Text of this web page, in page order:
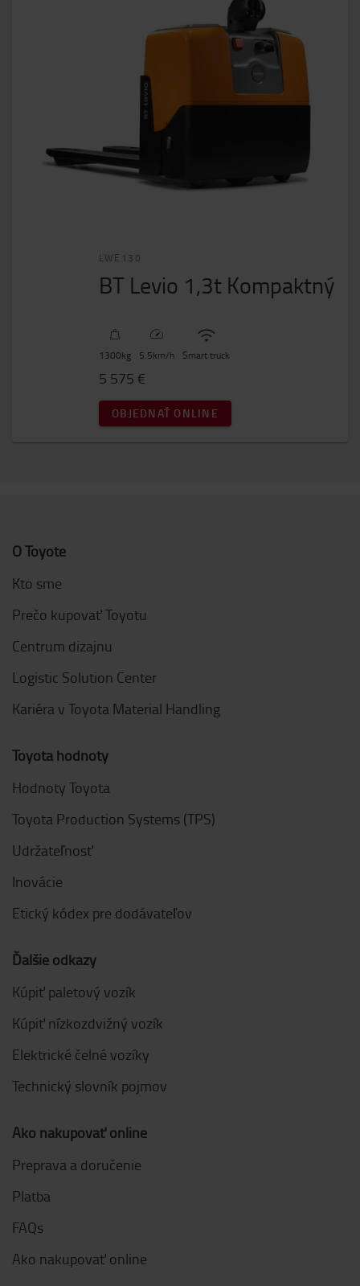
LWE130
BT Levio 1,3t Kompaktný
1300kg 5.5km/h Smart truck
5 575 €
OBJEDNAŤ ONLINE
O Toyote
Kto sme
Prečo kupovať Toyotu
Centrum dizajnu
Logistic Solution Center
Kariéra v Toyota Material Handling
Toyota hodnoty
Hodnoty Toyota
Toyota Production Systems (TPS)
Udržateľnosť
Inovácie
Etický kódex pre dodávateľov
Ďalšie odkazy
Kúpiť paletový vozík
Kúpiť nízkozdvižný vozík
Elektrické čelné vozíky
Technický slovník pojmov
Ako nakupovať online
Preprava a doručenie
Platba
FAQs
Ako nakupovať online